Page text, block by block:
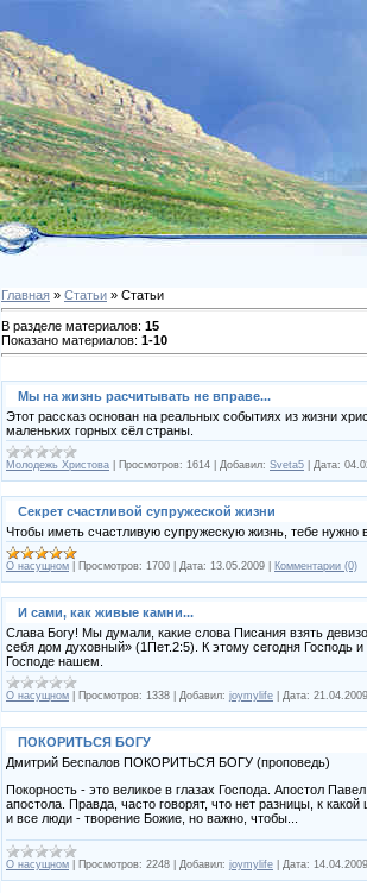
Главная » Статьи » Статьи
В разделе материалов: 15
Показано материалов: 1-10
Мы на жизнь расчитывать не вправе...
Этот рассказ основан на реальных событиях из жизни
маленьких горных сёл страны.
Молодежь Христова Просмотров: 1614 Добавил: Sveta5 Дата:
Секрет счастливой супружеской жизни
Чтобы иметь счастливую супружескую жизнь, тебе нужно
О насущном Просмотров: 1700 Дата: 13.05.2009 Комментарии (0)
И сами, как живые камни...
Слава Богу! Мы думали, какие слова Писания взять
себя дом духовный» (1Пет.2:5). К этому сегодня Господь
Господе нашем.
О насущном Просмотров: 1338 Добавил: joymylife Дата: 21.04.2009
ПОКОРИТЬСЯ БОГУ
Дмитрий Беспалов ПОКОРИТЬСЯ БОГУ (проповедь)
Покорность - это великое в глазах Господа. Апостол
апостола. Правда, часто говорят, что нет разницы, к
и все люди - творение Божие, но важно, чтобы...
О насущном Просмотров: 2248 Добавил: joymylife Дата: 14.04.2009